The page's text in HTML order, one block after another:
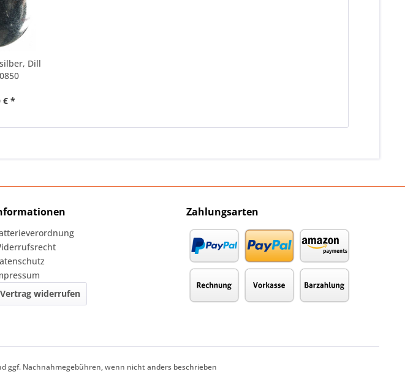
Dill
€ *
Vertrag widerrufen
Zahlungsarten
ggf. Nachnahmegebühren, wenn nicht anders beschrieben